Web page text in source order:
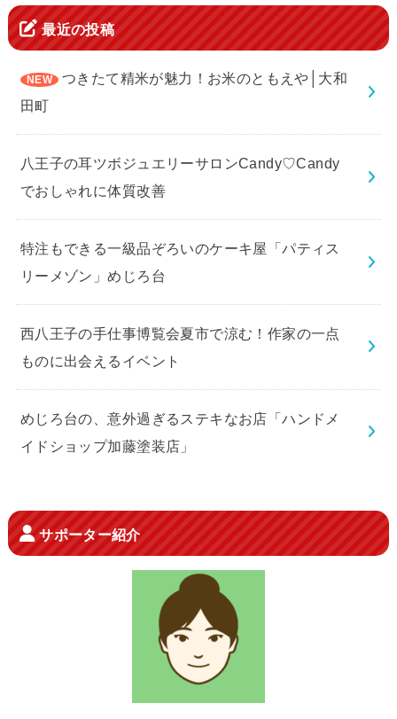
最近の投稿
つきたて精米が魅力！お米のともえや│大和
田町
八王子の耳ツボジュエリーサロンCandy♡Candy
でおしゃれに体質改善
特注もできる一級品ぞろいのケーキ屋「パティス
リーメゾン」めじろ台
西八王子の手仕事博覧会夏市で涼む！作家の一点
ものに出会えるイベント
めじろ台の、意外過ぎるステキなお店「ハンドメ
イドショップ加藤塗装店」
サポーター紹介